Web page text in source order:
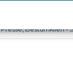
,Bestumkilen -